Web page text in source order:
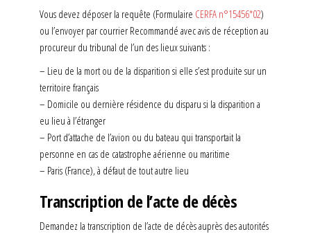
Vous devez déposer la requête (Formulaire CERFA n°15456*02)
ou l’envoyer par courrier Recommandé avec avis de réception au
procureur du tribunal de l’un des lieux suivants :
– Lieu de la mort ou de la disparition si elle s’est produite sur un
territoire français
– Domicile ou dernière résidence du disparu si la disparition a
eu lieu à l’étranger
– Port d’attache de l’avion ou du bateau qui transportait la
personne en cas de catastrophe aérienne ou maritime
– Paris (France), à défaut de tout autre lieu
Transcription de l’acte de décès
Demandez la transcription de l’acte de décès auprès des autorités